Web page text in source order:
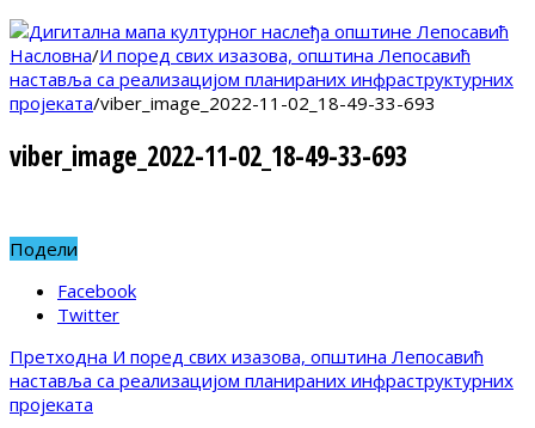
Насловна/И поред свих изазова, општина Лепосавић
наставља са реализацијом планираних инфраструктурних
пројеката/viber_image_2022-11-02_18-49-33-693
viber_image_2022-11-02_18-49-33-693
Подели
Facebook
Twitter
Претходна И поред свих изазова, општина Лепосавић
наставља са реализацијом планираних инфраструктурних
пројеката